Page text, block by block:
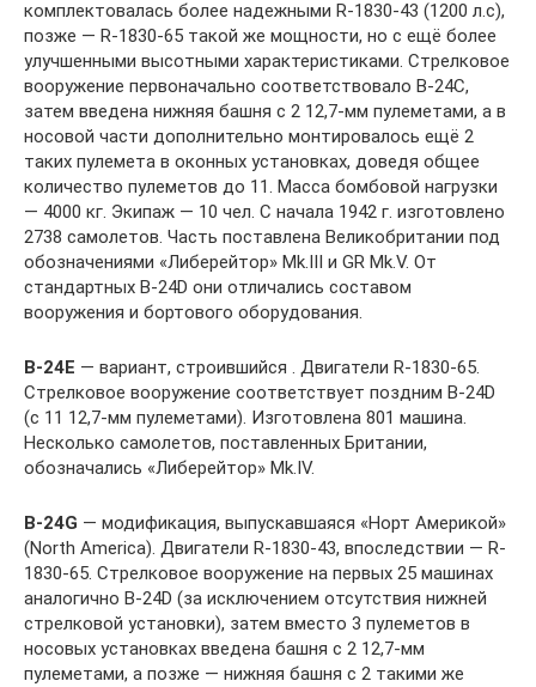
комплектовалась более надежными R-1830-43 (1200 л.с),
позже — R-1830-65 такой же мощности, но с ещё более
улучшенными высотными характеристиками. Стрелковое
вооружение первоначально соответствовало В-24С,
затем введена нижняя башня с 2 12,7-мм пулеметами, а в
носовой части дополнительно монтировалось ещё 2
таких пулемета в оконных установках, доведя общее
количество пулеметов до 11. Масса бомбовой нагрузки
— 4000 кг. Экипаж — 10 чел. С начала 1942 г. изготовлено
2738 самолетов. Часть поставлена Великобритании под
обозначениями «Либерейтор» Mk.III и GR Mk.V. От
стандартных B-24D они отличались составом
вооружения и бортового оборудования.
В-24Е — вариант, строившийся . Двигатели R-1830-65.
Стрелковое вооружение соответствует поздним B-24D
(с 11 12,7-мм пулеметами). Изготовлена 801 машина.
Несколько самолетов, поставленных Британии,
обозначались «Либерейтор» Mk.IV.
B-24G — модификация, выпускавшаяся «Норт Америкой»
(North America). Двигатели R-1830-43, впоследствии — R-
1830-65. Стрелковое вооружение на первых 25 машинах
аналогично B-24D (за исключением отсутствия нижней
стрелковой установки), затем вместо 3 пулеметов в
носовых установках введена башня с 2 12,7-мм
пулеметами, а позже — нижняя башня с 2 такими же